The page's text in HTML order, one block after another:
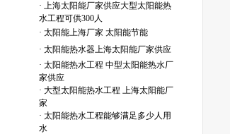
· 上海太阳能厂家供应大型太阳能热
水工程可供300人
· 太阳能上海厂家 太阳能节能
· 太阳能热水器上海太阳能厂家供应
· 太阳能热水工程 中型太阳能热水厂
家供应
· 大型太阳能热水工程 上海太阳能厂
家
· 太阳能热水工程能够满足多少人用
水